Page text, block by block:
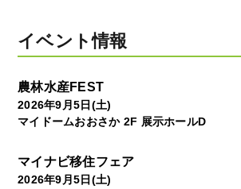
イベント情報
農林水産FEST
2026年9月5日(土)
マイドームおおさか 2F 展示ホールD
マイナビ移住フェア
2026年9月5日(土)